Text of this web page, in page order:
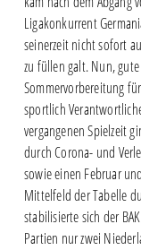
Ligakonkurrent
seinerzeit nicht sofort
zu füllen galt. Nun,
Sommervorbereitung
sportlich
vergangenen Spielzeit
durch Corona- und
sowie einen Februar
Mittelfeld der Tabelle
stabilisierte sich der
Partien nur zwei